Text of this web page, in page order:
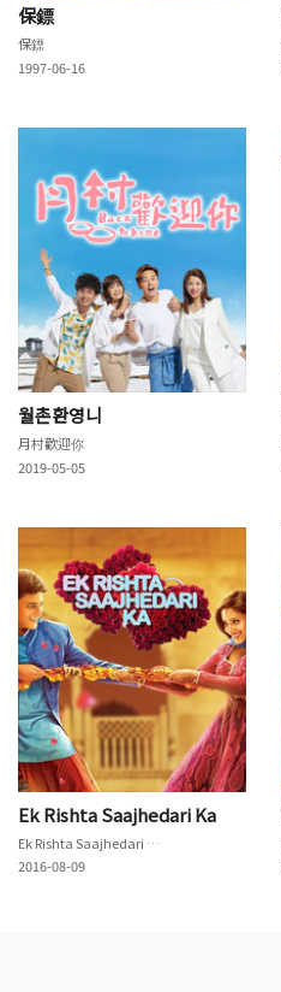
保鏢
保鏢
1997-06-16
월촌환영니
月村歡迎你
2019-05-05
Ek Rishta Saajhedari Ka
Ek Rishta Saajhedari Ka
2016-08-09